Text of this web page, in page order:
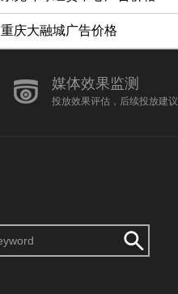
重庆大融城广告价格
媒体效果监测
投放效果评估，后续投放建议